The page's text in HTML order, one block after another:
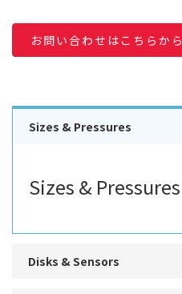
お問い合わせはこちらから
Sizes & Pressures
Sizes & Pressures
Disks & Sensors